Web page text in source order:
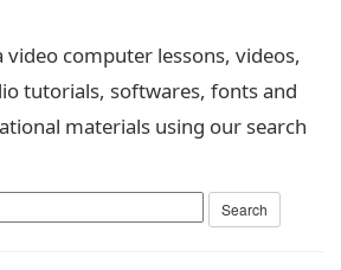
video computer lessons, videos,
tutorials, softwares, fonts and
materials using our search